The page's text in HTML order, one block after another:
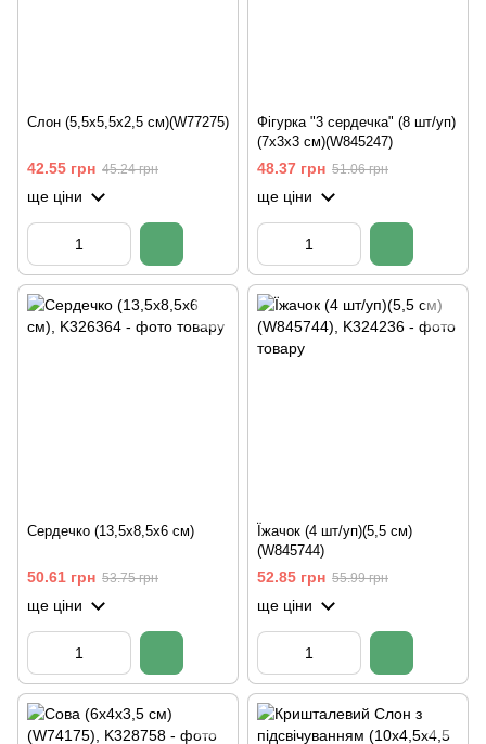
Слон (5,5х5,5х2,5 см)(W77275)
42.55 грн 45.24 грн
ще ціни
Фігурка "3 сердечка" (8 шт/уп)
(7х3х3 см)(W845247)
48.37 грн 51.06 грн
ще ціни
Сердечко (13,5х8,5х6 см)
50.61 грн 53.75 грн
ще ціни
Їжачок (4 шт/уп)(5,5 см)
(W845744)
52.85 грн 55.99 грн
ще ціни